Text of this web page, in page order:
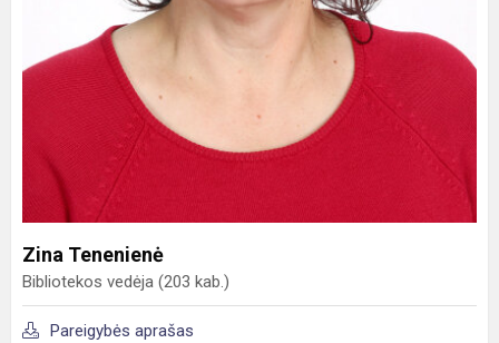
Zina Tenenienė
Bibliotekos vedėja (203 kab.)
Pareigybės aprašas